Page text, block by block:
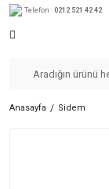
Telefon : 0212 521 42 42
Anasayfa Sidem